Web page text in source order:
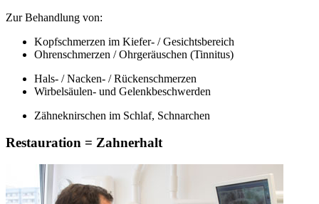
Zur Behandlung von:
Kopfschmerzen im Kiefer- / Gesichtsbereich
Ohrenschmerzen / Ohrgeräuschen (Tinnitus)
Hals- / Nacken- / Rückenschmerzen
Wirbelsäulen- und Gelenkbeschwerden
Zähneknirschen im Schlaf, Schnarchen
Restauration = Zahnerhalt